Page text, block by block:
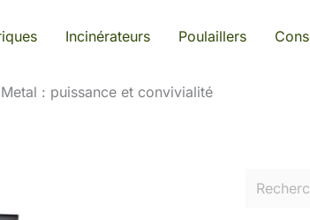
Incinérateurs Poulaillers
: puissance et convivialité